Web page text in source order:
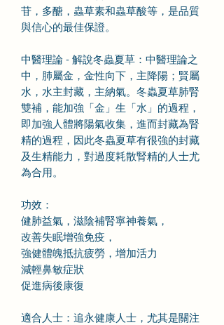
苷，多醣，蟲草素和蟲草酸等，是品質
與信心的最佳保證。
中醫理論 - 解說冬蟲夏草：中醫理論之
中，肺屬金，金性向下，主降陽；賢屬
水，水主封藏，主納氣。冬蟲夏草肺腎
雙補，能加強「金」生「水」的過程，
即加強人體將陽氣收集，進而封藏為腎
精的過程，因此冬蟲夏草有很強的封藏
及生精能力，對過度耗散腎精的人士尤
為合用。
功效：
健肺益氣，滋陰補腎寧神養氣，
改善失眠增強免疫，
強健體魄抵抗疲勞，增加活力
減輕鼻敏症狀
促進病後康復
適合人士：追永健康人士，尤其是關注